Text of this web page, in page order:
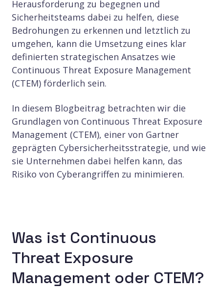
Herausforderung zu begegnen und
Sicherheitsteams dabei zu helfen, diese
Bedrohungen zu erkennen und letztlich zu
umgehen, kann die Umsetzung eines klar
definierten strategischen Ansatzes wie
Continuous Threat Exposure Management
(CTEM) förderlich sein.
In diesem Blogbeitrag betrachten wir die
Grundlagen von Continuous Threat Exposure
Management (CTEM), einer von Gartner
geprägten Cybersicherheitsstrategie, und wie
sie Unternehmen dabei helfen kann, das
Risiko von Cyberangriffen zu minimieren.
Was ist Continuous
Threat Exposure
Management oder CTEM?